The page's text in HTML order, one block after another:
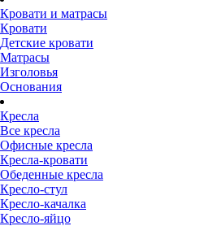
Кровати и матрасы
Кровати
Детские кровати
Матрасы
Изголовья
Основания
Кресла
Все кресла
Офисные кресла
Кресла-кровати
Обеденные кресла
Кресло-стул
Кресло-качалка
Кресло-яйцо